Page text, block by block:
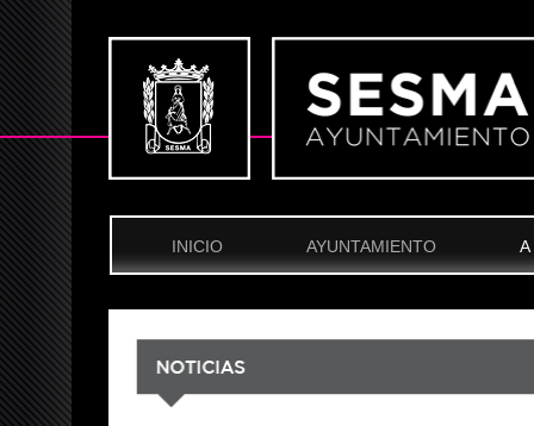
INICIO AYUNTAMIENTO A